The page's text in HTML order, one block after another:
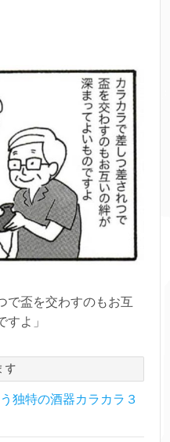
で盃を交わすのもお互
よ」
す
独特の酒器カラカラ３